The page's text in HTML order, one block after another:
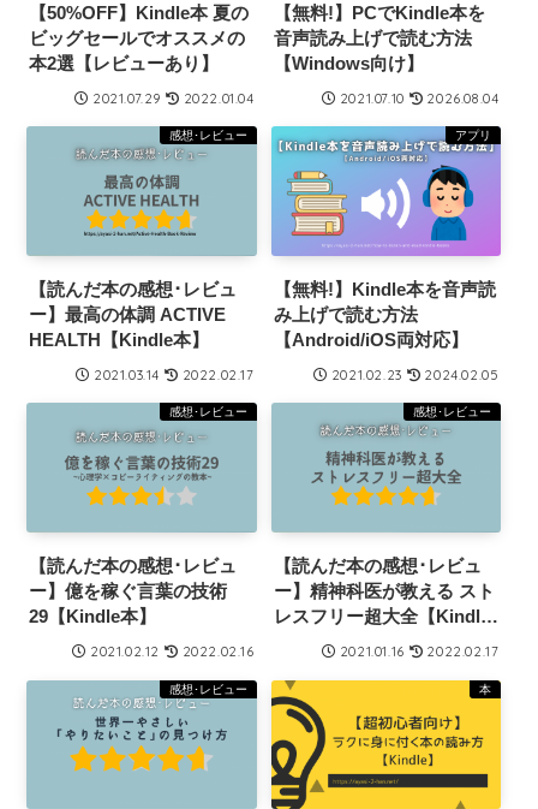
【50%OFF】Kindle本 夏の
ビッグセールでオススメの
本2選【レビューあり】
2021.07.29 2022.01.04
【無料!】PCでKindle本を
音声読み上げで読む方法
【Windows向け】
2021.07.10 2026.08.04
感想･レビュー
【読んだ本の感想･レビュ
ー】最高の体調 ACTIVE
HEALTH【Kindle本】
2021.03.14 2022.02.17
アプリ
【無料!】Kindle本を音声読
み上げで読む方法
【Android/iOS両対応】
2021.02.23 2024.02.05
感想･レビュー
【読んだ本の感想･レビュ
ー】億を稼ぐ言葉の技術
29【Kindle本】
2021.02.12 2022.02.16
感想･レビュー
【読んだ本の感想･レビュ
ー】精神科医が教える スト
レスフリー超大全【Kindle
2021.01.16 2022.02.17
感想･レビュー 本